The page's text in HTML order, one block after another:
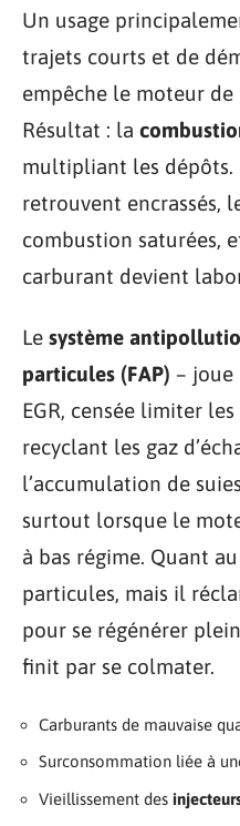
Un usage
trajets courts et de
empêche le moteur
Résultat : la
multipliant les dépôts.
retrouvent encrassés,
combustion saturées,
carburant devient
Le système
particules (FAP) – joue
EGR, censée limiter
recyclant les gaz
l’accumulation de
surtout lorsque le
à bas régime. Quant
particules, mais il
pour se régénérer
finit par se colmater.
Carburants de mauvaise
Surconsommation liée à
Vieillissement des